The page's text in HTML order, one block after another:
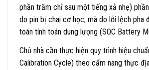
phần trăm chỉ sau một tiếng xả nhẹ)
do pin bị chai cơ học, mà do lỗi lệch pha
toán tính toán dung lượng (SOC Battery
Chủ nhà cần thực hiện quy trình hiệu
Calibration Cycle) theo cẩm nang thực